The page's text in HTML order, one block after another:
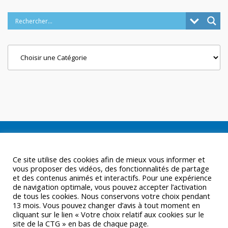
Ce site utilise des cookies afin de mieux vous informer et
vous proposer des vidéos, des fonctionnalités de partage
et des contenus animés et interactifs. Pour une expérience
de navigation optimale, vous pouvez accepter l’activation
de tous les cookies. Nous conservons votre choix pendant
13 mois. Vous pouvez changer d’avis à tout moment en
cliquant sur le lien « Votre choix relatif aux cookies sur le
site de la CTG » en bas de chaque page.